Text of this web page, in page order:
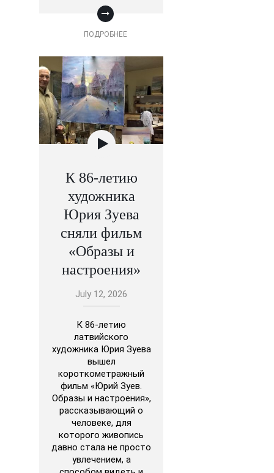
ПОДРОБНЕЕ
К 86-летию
художника
Юрия Зуева
сняли фильм
«Образы и
настроения»
July 12, 2026
К 86-летию
латвийского
художника Юрия Зуева
вышел
короткометражный
фильм «Юрий Зуев.
Образы и настроения»,
рассказывающий о
человеке, для
которого живопись
давно стала не просто
увлечением, а